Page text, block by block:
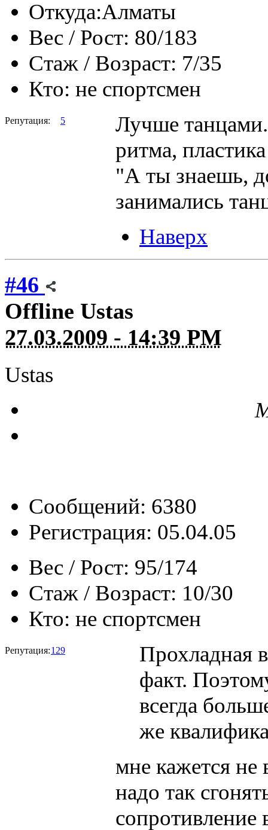
Откуда:Алматы
Вес / Рост: 80/183
Стаж / Возраст: 7/35
Кто: не спортсмен
Репутация: 5
Лучше танцами.
ритма,
"А ты знаешь,
занимались
Наверх
#46
Offline Ustas
27.03.2009 - 14:39 PM
Ustas
Сообщений: 6380
Регистрация: 05.04.05
Вес / Рост: 95/174
Стаж / Возраст: 10/30
Кто: не спортсмен
Репутация:129
Прохладная
факт.
всегда
же
мне кажется не
надо так
сопротивление